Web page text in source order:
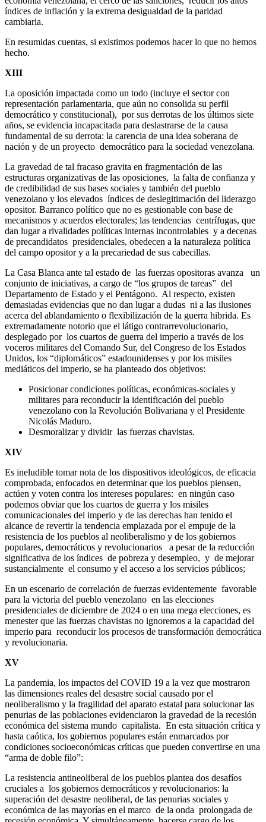
índices de inflación y la extrema desigualdad de la paridad
cambiaria.
En resumidas cuentas, si existimos podemos hacer lo que no hemos
hecho.
XIII
La oposición impactada como un todo (incluye el sector con
representación parlamentaria, que aún no consolida su perfil
democrático y constitucional), por sus derrotas de los últimos siete
años, se evidencia incapacitada para deslastrarse de la causa
fundamental de su derrota: la carencia de una idea soberana de
nación y de un proyecto democrático para la sociedad venezolana.
La gravedad de tal fracaso gravita en fragmentación de las
estructuras organizativas de las oposiciones, la falta de confianza y
de credibilidad de sus bases sociales y también del pueblo
venezolano y los elevados índices de deslegitimación del liderazgo
opositor. Barranco político que no es gestionable con base de
mecanismos y acuerdos electorales; las tendencias centrífugas, que
dan lugar a rivalidades políticas internas incontrolables y a decenas
de precandidatos presidenciales, obedecen a la naturaleza política
del campo opositor y a la precariedad de sus cabecillas.
La Casa Blanca ante tal estado de las fuerzas opositoras avanza un
conjunto de iniciativas, a cargo de “los grupos de tareas” del
Departamento de Estado y el Pentágono. Al respecto, existen
demasiadas evidencias que no dan lugar a dudas ni a las ilusiones
acerca del ablandamiento o flexibilización de la guerra hibrida. Es
extremadamente notorio que el látigo contrarrevolucionario,
desplegado por los cuartos de guerra del imperio a través de los
voceros militares del Comando Sur, del Congreso de los Estados
Unidos, los “diplomáticos” estadounidenses y por los misiles
mediáticos del imperio, se ha planteado dos objetivos:
Posicionar condiciones políticas, económicas-sociales y
militares para reconducir la identificación del pueblo
venezolano con la Revolución Bolivariana y el Presidente
Nicolás Maduro.
Desmoralizar y dividir las fuerzas chavistas.
XIV
Es ineludible tomar nota de los dispositivos ideológicos, de eficacia
comprobada, enfocados en determinar que los pueblos piensen,
actúen y voten contra los intereses populares: en ningún caso
podemos obviar que los cuartos de guerra y los misiles
comunicacionales del imperio y de las derechas han tenido el
alcance de revertir la tendencia emplazada por el empuje de la
resistencia de los pueblos al neoliberalismo y de los gobiernos
populares, democráticos y revolucionarios a pesar de la reducción
significativa de los índices de pobreza y desempleo, y de mejorar
sustancialmente el consumo y el acceso a los servicios públicos;
En un escenario de correlación de fuerzas evidentemente favorable
para la victoria del pueblo venezolano en las elecciones
presidenciales de diciembre de 2024 o en una mega elecciones, es
menester que las fuerzas chavistas no ignoremos a la capacidad del
imperio para reconducir los procesos de transformación democrática
y revolucionaria.
XV
La pandemia, los impactos del COVID 19 a la vez que mostraron
las dimensiones reales del desastre social causado por el
neoliberalismo y la fragilidad del aparato estatal para solucionar las
penurias de las poblaciones evidenciaron la gravedad de la recesión
económica del sistema mundo capitalista. En esta situación crítica y
hasta caótica, los gobiernos populares están enmarcados por
condiciones socioeconómicas críticas que pueden convertirse en una
“arma de doble filo”:
La resistencia antineoliberal de los pueblos plantea dos desafíos
cruciales a los gobiernos democráticos y revolucionarios: la
superación del desastre neoliberal, de las penurias sociales y
económica de las mayorías en el marco de la onda prolongada de